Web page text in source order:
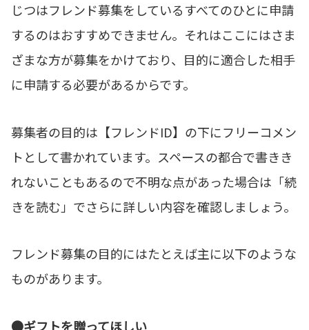
じつはフレンド募集をしているすべてのひとに申請
するのはおすすめできません。それはここにはさま
ざまな方が募集をかけており、目的に適合した相手
に申請する必要があるからです。
募集者の目的は【フレンドID】の下にフリーコメン
トとして書かれています。スペースの都合で書きき
れないこともあるので不明な点があった場合は「続
きを読む」でさらに詳しい内容を確認しましょう。
フレンド募集の目的にはたとえば主に以下のような
ものがあります。
●ギフトを贈ってほしい